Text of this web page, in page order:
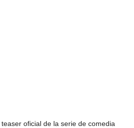
oficial de la serie de comedia